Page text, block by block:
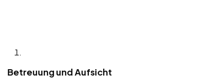
Betreuung und Aufsicht